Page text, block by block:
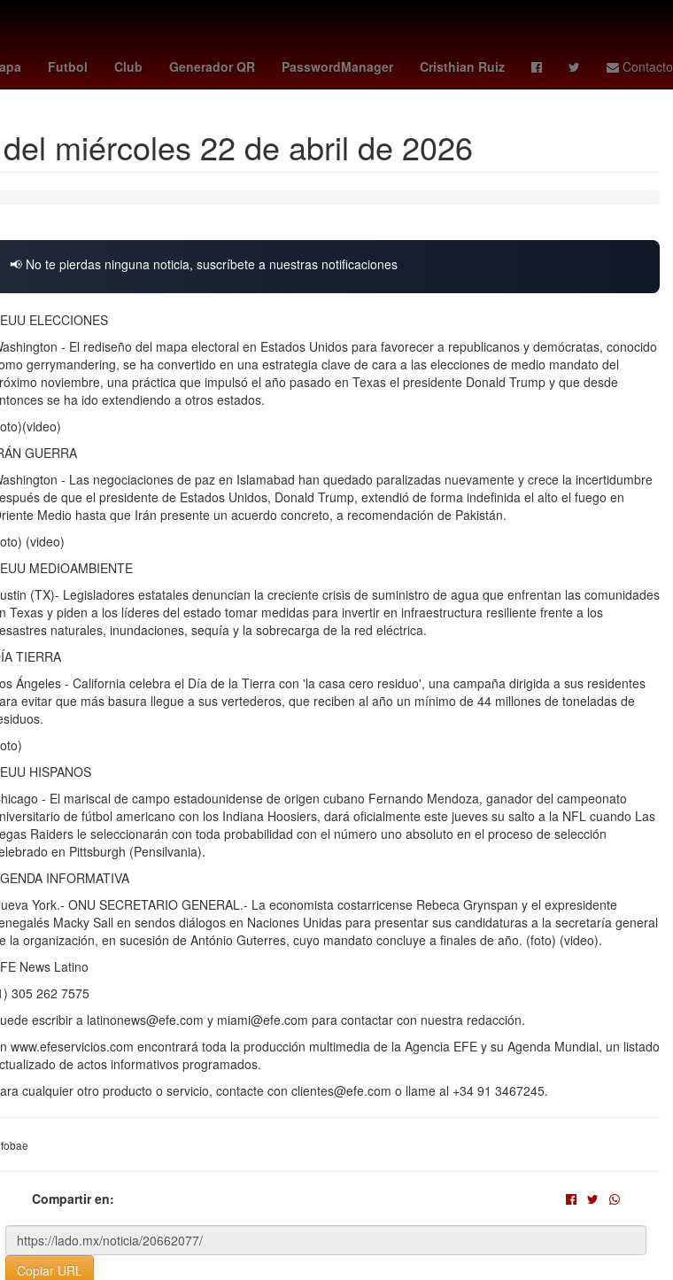
Futbol Club Generador QR PasswordManager Cristhian Ruiz Contacto
China metroid prime 4 masterchef en vivo México Claudia Sheinbaum Pardo Chihuahua
miércoles 22 de abril de 2026
📢 No te pierdas ninguna noticia, suscríbete a nuestras notificaciones
ELECCIONES
- El rediseño del mapa electoral en Estados Unidos para favorecer a republicanos y demócratas, conocido
gerrymandering, se ha convertido en una estrategia clave de cara a las elecciones de medio mandato del
noviembre, una práctica que impulsó el año pasado en Texas el presidente Donald Trump y que desde
se ha ido extendiendo a otros estados.
GUERRA
- Las negociaciones de paz en Islamabad han quedado paralizadas nuevamente y crece la incertidumbre
de que el presidente de Estados Unidos, Donald Trump, extendió de forma indefinida el alto el fuego en
Medio hasta que Irán presente un acuerdo concreto, a recomendación de Pakistán.
(video)
MEDIOAMBIENTE
(TX)- Legisladores estatales denuncian la creciente crisis de suministro de agua que enfrentan las comunidades
Texas y piden a los líderes del estado tomar medidas para invertir en infraestructura resiliente frente a los
naturales, inundaciones, sequía y la sobrecarga de la red eléctrica.
TIERRA
Ángeles - California celebra el Día de la Tierra con 'la casa cero residuo', una campaña dirigida a sus residentes
evitar que más basura llegue a sus vertederos, que reciben al año un mínimo de 44 millones de toneladas de
HISPANOS
- El mariscal de campo estadounidense de origen cubano Fernando Mendoza, ganador del campeonato
de fútbol americano con los Indiana Hoosiers, dará oficialmente este jueves su salto a la NFL cuando Las
Raiders le seleccionarán con toda probabilidad con el número uno absoluto en el proceso de selección
en Pittsburgh (Pensilvania).
INFORMATIVA
York.- ONU SECRETARIO GENERAL.- La economista costarricense Rebeca Grynspan y el expresidente
Macky Sall en sendos diálogos en Naciones Unidas para presentar sus candidaturas a la secretaría general
la organización, en sucesión de António Guterres, cuyo mandato concluye a finales de año. (foto) (video).
News Latino
305 262 7575
escribir a latinonews@efe.com y miami@efe.com para contactar con nuestra redacción.
www.efeservicios.com encontrará toda la producción multimedia de la Agencia EFE y su Agenda Mundial, un listado
de actos informativos programados.
cualquier otro producto o servicio, contacte con clientes@efe.com o llame al +34 91 3467245.
Compartir en:
Copiar URL